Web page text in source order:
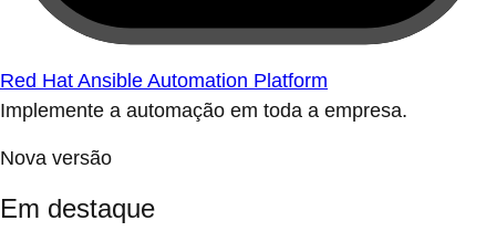
Red Hat Ansible Automation Platform
Implemente a automação em toda a empresa.
Nova versão
Em destaque